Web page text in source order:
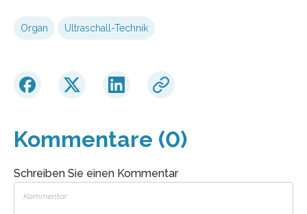
Organ Ultraschall-Technik
Kommentare (0)
Schreiben Sie einen Kommentar